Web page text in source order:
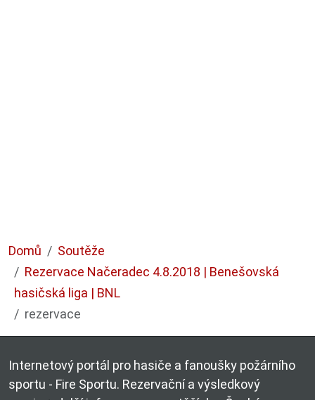
Domů
Soutěže
Rezervace Načeradec 4.8.2018 | Benešovská
hasičská liga | BNL
rezervace
Internetový portál pro hasiče a fanoušky požárního
sportu - Fire Sportu. Rezervační a výsledkový